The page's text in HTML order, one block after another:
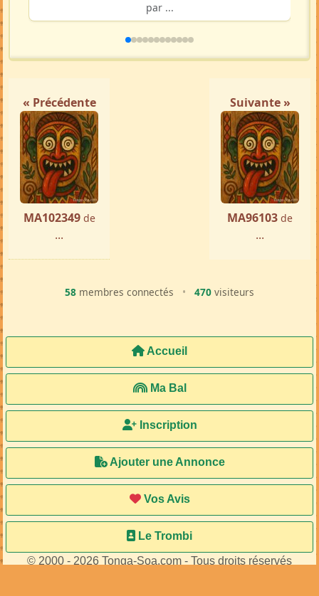
par ...
« Précédente
MA102349 de
...
Suivante »
MA96103 de
...
58 membres connectés • 470 visiteurs
Accueil
Ma Bal
Inscription
Ajouter une Annonce
Vos Avis
Le Trombi
© 2000 - 2026 Tonga-Soa.com - Tous droits réservés